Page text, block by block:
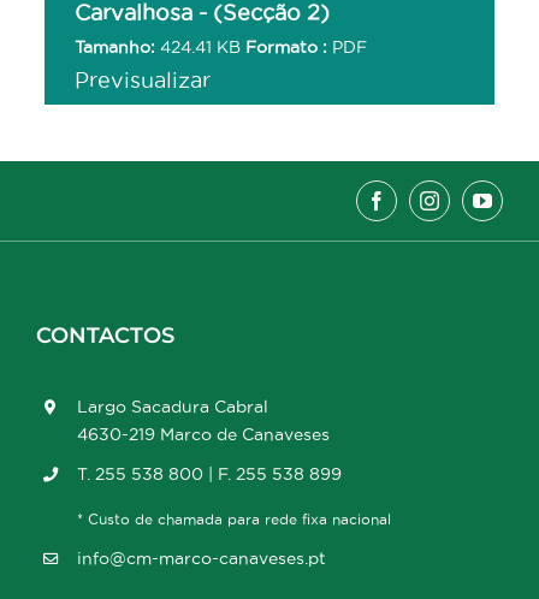
Carvalhosa - (Secção 2)
Tamanho: 424.41 KB Formato : PDF
Previsualizar
CONTACTOS
Largo Sacadura Cabral
4630-219 Marco de Canaveses
T. 255 538 800 | F. 255 538 899
* Custo de chamada para rede fixa nacional
info@cm-marco-canaveses.pt